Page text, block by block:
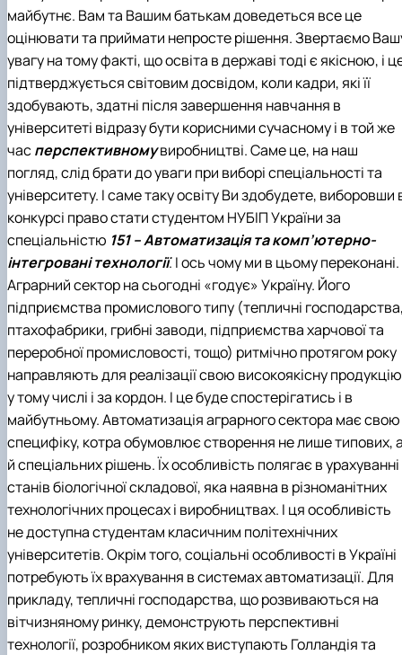
Міжнародна кредитна мобільність освітніх
"Автоматизація, комп’ютерно-інтегровані
Інформація про вибіркові компоненти
(дисципліни) ОПП Магістр "Автоматизація, ко…
Анкетування (ОПП Магістр "Автоматизація,
комп’ютерно-інтегровані технології та …
Буклет ОПП "Автоматизація, комп’ютерно-
інтегровані технології та робототехніка"
Інформація про вибіркові компоненти
Анкетування
Вступ
АПК
майбутнє. Вам та Вашим батькам доведеться все це
оцінювати та приймати непросте рішення. Звертаємо
увагу на тому факті, що освіта в державі тоді є якісною, і
підтверджується світовим досвідом, коли кадри, які її
здобувають, здатні після завершення навчання в
університеті відразу бути корисними сучасному і в той же
часперспективномувиробництві. Саме це, на наш
погляд, слід брати до уваги при виборі спеціальності та
університету. І саме таку освіту Ви здобудете, виборовши
конкурсі право стати студентом НУБІП України за
спеціальністю 151 – Автоматизація та комп’ютерно-
інтегровані технології. І ось чому ми в цьому переконані.
Аграрний сектор на сьогодні «годує» Україну. Його
підприємства промислового типу (тепличні
птахофабрики, грибні заводи, підприємства харчової та
переробної промисловості, тощо) ритмічно протягом року
направляють для реалізації свою високоякісну
у тому числі і за кордон. І це буде спостерігатись і в
майбутньому. Автоматизація аграрного сектора має свою
специфіку, котра обумовлює створення не лише типових,
й спеціальних рішень. Їх особливість полягає в урахуванні
станів біологічної складової, яка наявна в різноманітних
технологічних процесах і виробництвах. І ця особливість
не доступна студентам класичним політехнічних
університетів. Окрім того, соціальні особливості в Україні
потребують їх врахування в системах автоматизації. Для
прикладу, тепличні господарства, що розвиваються на
вітчизняному ринку, демонструють перспективні
технології, розробником яких виступають Голландія та